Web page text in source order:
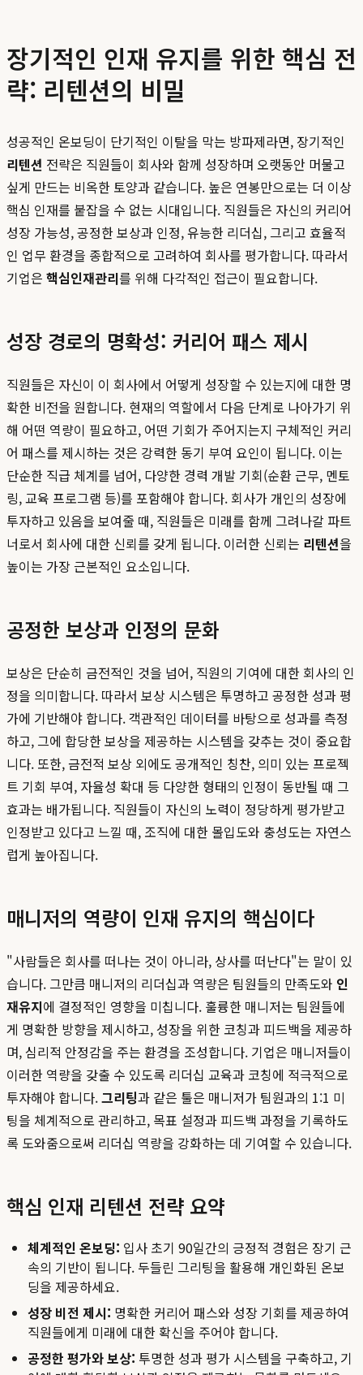
장기적인 인재 유지를 위한 핵심 전
략: 리텐션의 비밀
성공적인 온보딩이 단기적인 이탈을 막는 방파제라면, 장기적인
리텐션 전략은 직원들이 회사와 함께 성장하며 오랫동안 머물고
싶게 만드는 비옥한 토양과 같습니다. 높은 연봉만으로는 더 이상
핵심 인재를 붙잡을 수 없는 시대입니다. 직원들은 자신의 커리어
성장 가능성, 공정한 보상과 인정, 유능한 리더십, 그리고 효율적
인 업무 환경을 종합적으로 고려하여 회사를 평가합니다. 따라서
기업은 핵심인재관리를 위해 다각적인 접근이 필요합니다.
성장 경로의 명확성: 커리어 패스 제시
직원들은 자신이 이 회사에서 어떻게 성장할 수 있는지에 대한 명
확한 비전을 원합니다. 현재의 역할에서 다음 단계로 나아가기 위
해 어떤 역량이 필요하고, 어떤 기회가 주어지는지 구체적인 커리
어 패스를 제시하는 것은 강력한 동기 부여 요인이 됩니다. 이는
단순한 직급 체계를 넘어, 다양한 경력 개발 기회(순환 근무, 멘토
링, 교육 프로그램 등)를 포함해야 합니다. 회사가 개인의 성장에
투자하고 있음을 보여줄 때, 직원들은 미래를 함께 그려나갈 파트
너로서 회사에 대한 신뢰를 갖게 됩니다. 이러한 신뢰는 리텐션을
높이는 가장 근본적인 요소입니다.
공정한 보상과 인정의 문화
보상은 단순히 금전적인 것을 넘어, 직원의 기여에 대한 회사의 인
정을 의미합니다. 따라서 보상 시스템은 투명하고 공정한 성과 평
가에 기반해야 합니다. 객관적인 데이터를 바탕으로 성과를 측정
하고, 그에 합당한 보상을 제공하는 시스템을 갖추는 것이 중요합
니다. 또한, 금전적 보상 외에도 공개적인 칭찬, 의미 있는 프로젝
트 기회 부여, 자율성 확대 등 다양한 형태의 인정이 동반될 때 그
효과는 배가됩니다. 직원들이 자신의 노력이 정당하게 평가받고
인정받고 있다고 느낄 때, 조직에 대한 몰입도와 충성도는 자연스
럽게 높아집니다.
매니저의 역량이 인재 유지의 핵심이다
"사람들은 회사를 떠나는 것이 아니라, 상사를 떠난다"는 말이 있
습니다. 그만큼 매니저의 리더십과 역량은 팀원들의 만족도와 인
재유지에 결정적인 영향을 미칩니다. 훌륭한 매니저는 팀원들에
게 명확한 방향을 제시하고, 성장을 위한 코칭과 피드백을 제공하
며, 심리적 안정감을 주는 환경을 조성합니다. 기업은 매니저들이
이러한 역량을 갖출 수 있도록 리더십 교육과 코칭에 적극적으로
투자해야 합니다.그리팅과 같은 툴은 매니저가 팀원과의 1:1 미
팅을 체계적으로 관리하고, 목표 설정과 피드백 과정을 기록하도
록 도와줌으로써 리더십 역량을 강화하는 데 기여할 수 있습니다.
핵심 인재 리텐션 전략 요약
체계적인 온보딩: 입사 초기 90일간의 긍정적 경험은 장기 근
속의 기반이 됩니다. 두들린 그리팅을 활용해 개인화된 온보
딩을 제공하세요.
성장 비전 제시: 명확한 커리어 패스와 성장 기회를 제공하여
직원들에게 미래에 대한 확신을 주어야 합니다.
공정한 평가와 보상: 투명한 성과 평가 시스템을 구축하고, 기